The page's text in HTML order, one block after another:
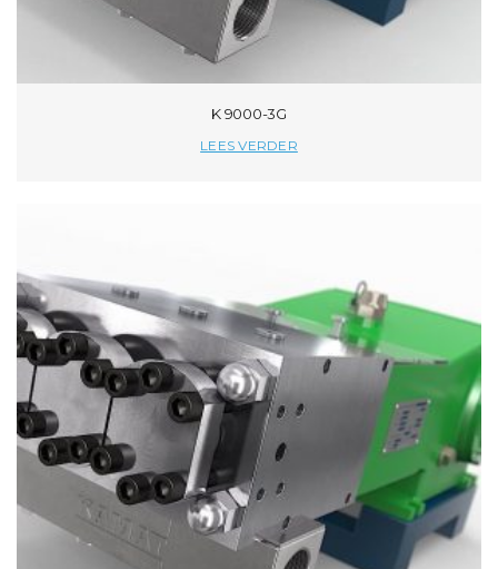
K 9000-3G
LEES VERDER